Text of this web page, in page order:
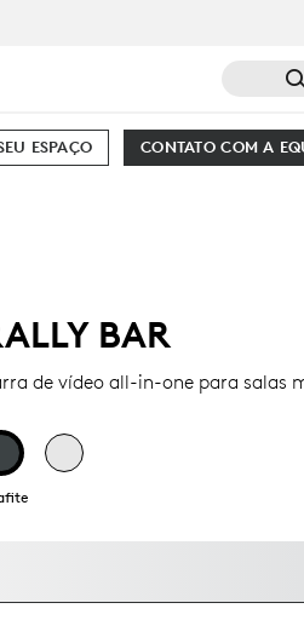
CONTATO COM A
ESPAÇO
BAR
de vídeo all-in-one para salas